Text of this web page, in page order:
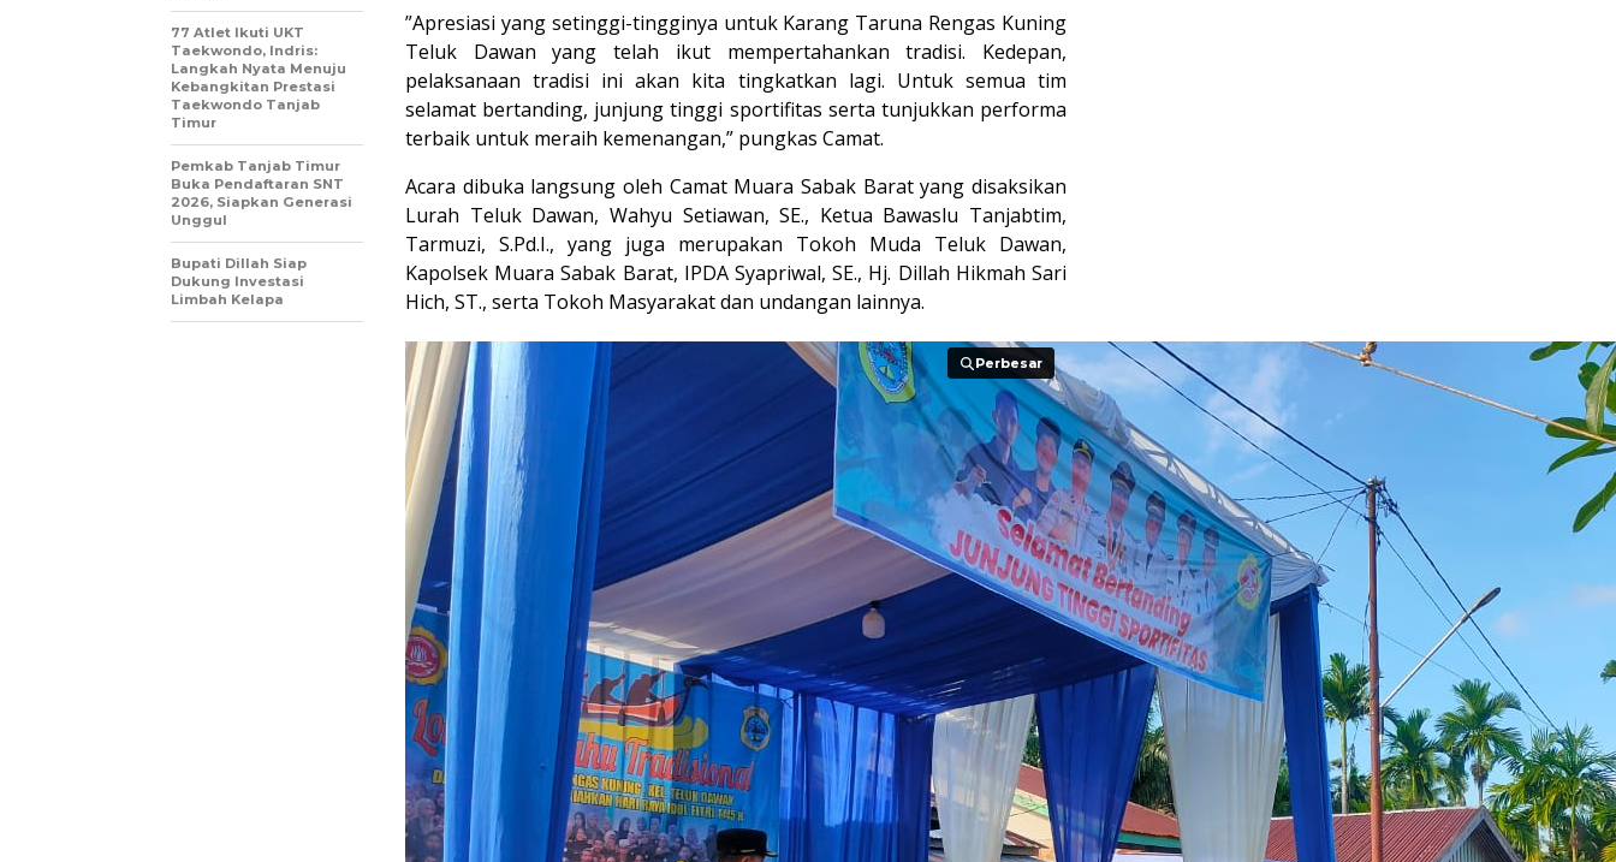
”Apresiasi yang setinggi-tingginya untuk Karang Taruna Rengas Kuning
Teluk Dawan yang telah ikut mempertahankan tradisi. Kedepan,
pelaksanaan tradisi ini akan kita tingkatkan lagi. Untuk semua tim
selamat bertanding, junjung tinggi sportifitas serta tunjukkan performa
terbaik untuk meraih kemenangan,” pungkas Camat.
Acara dibuka langsung oleh Camat Muara Sabak Barat yang disaksikan
Lurah Teluk Dawan, Wahyu Setiawan, SE., Ketua Bawaslu Tanjabtim,
Tarmuzi, S.Pd.I., yang juga merupakan Tokoh Muda Teluk Dawan,
Kapolsek Muara Sabak Barat, IPDA Syapriwal, SE., Hj. Dillah Hikmah Sari
Hich, ST., serta Tokoh Masyarakat dan undangan lainnya.
Perbesar
Perbesar
77 Atlet Ikuti UKT
Taekwondo, Indris:
Langkah Nyata Menuju
Kebangkitan Prestasi
Taekwondo Tanjab
Timur
Pemkab Tanjab Timur
Buka Pendaftaran SNT
2026, Siapkan Generasi
Unggul
Bupati Dillah Siap
Dukung Investasi
Limbah Kelapa